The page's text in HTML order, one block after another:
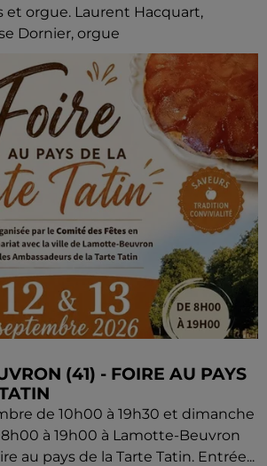
et orgue. Laurent Hacquart,
Dornier, orgue
(41) - FOIRE AU PAYS
de 10h00 à 19h30 et dimanche
à 19h00 à Lamotte-Beuvron
au pays de la Tarte Tatin. Entrée...